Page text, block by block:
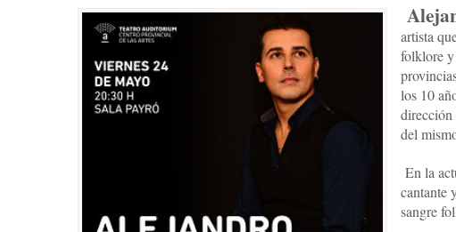
artista
folklore
los 10
dirección
del
En la
cantante
sangre